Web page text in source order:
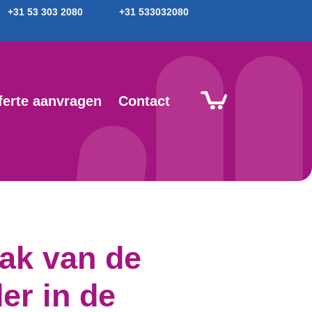
+31 53 303 2080 +31 533032080
aanvragen Contact
van de
in de